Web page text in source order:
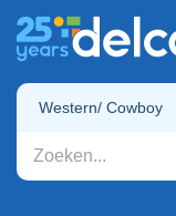
Western/ Cowboy